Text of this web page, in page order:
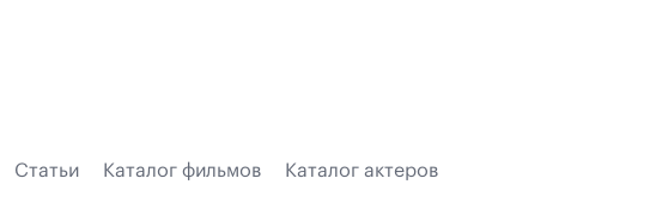
Статьи Каталог фильмов Каталог актеров